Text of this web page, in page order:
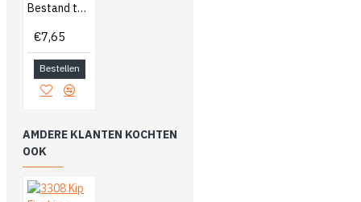
Bestand tegen warmte, water en vele chemicaliën
€7,65
Bestellen
AMDERE KLANTEN KOCHTEN
OOK